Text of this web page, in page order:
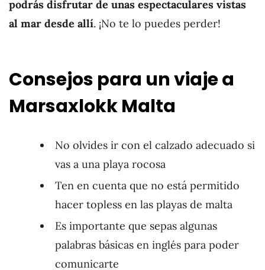
podrás disfrutar de unas espectaculares vistas
al mar desde allí. ¡No te lo puedes perder!
Consejos para un viaje a
Marsaxlokk Malta
No olvides ir con el calzado adecuado si
vas a una playa rocosa
Ten en cuenta que no está permitido
hacer topless en las playas de malta
Es importante que sepas algunas
palabras básicas en inglés para poder
comunicarte